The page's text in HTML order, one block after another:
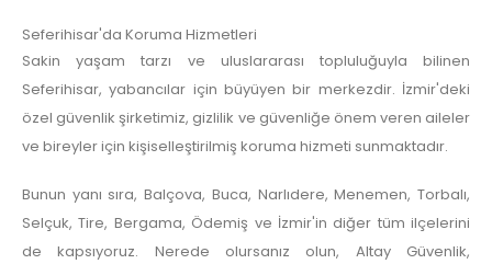
Seferihisar'da Koruma Hizmetleri
Sakin yaşam tarzı ve uluslararası topluluğuyla bilinen
Seferihisar, yabancılar için büyüyen bir merkezdir. İzmir'deki
özel güvenlik şirketimiz, gizlilik ve güvenliğe önem veren aileler
ve bireyler için kişiselleştirilmiş koruma hizmeti sunmaktadır.
Bunun yanı sıra, Balçova, Buca, Narlıdere, Menemen, Torbalı,
Selçuk, Tire, Bergama, Ödemiş ve İzmir'in diğer tüm ilçelerini
de kapsıyoruz. Nerede olursanız olun, Altay Güvenlik,